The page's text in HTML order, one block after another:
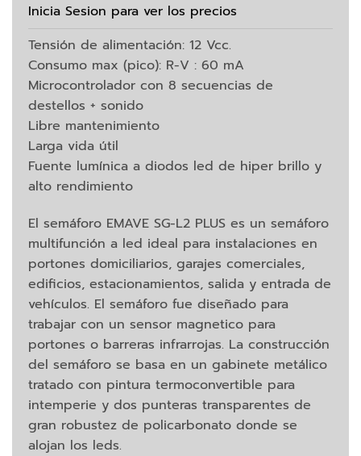
Inicia Sesion para ver los precios
Tensión de alimentación: 12 Vcc.
Consumo max (pico): R-V : 60 mA
Microcontrolador con 8 secuencias de
destellos + sonido
Libre mantenimiento
Larga vida útil
Fuente lumínica a diodos led de hiper brillo y
alto rendimiento
El semáforo EMAVE SG-L2 PLUS es un semáforo
multifunción a led ideal para instalaciones en
portones domiciliarios, garajes comerciales,
edificios, estacionamientos, salida y entrada de
vehículos. El semáforo fue diseñado para
trabajar con un sensor magnetico para
portones o barreras infrarrojas. La construcción
del semáforo se basa en un gabinete metálico
tratado con pintura termoconvertible para
intemperie y dos punteras transparentes de
gran robustez de policarbonato donde se
alojan los leds.